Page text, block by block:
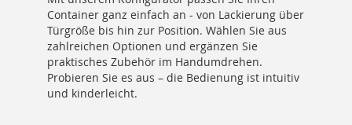
Container ganz einfach an - von Lackierung über
Türgröße bis hin zur Position. Wählen Sie aus
zahlreichen Optionen und ergänzen Sie
praktisches Zubehör im Handumdrehen.
Probieren Sie es aus – die Bedienung ist intuitiv
und kinderleicht.